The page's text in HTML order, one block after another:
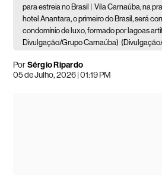
para estreia no Brasil |
Vila Carnaúba, na
hotel Anantara, o primeiro do Brasil, será
condomínio de luxo, formado por lagoas
Divulgação/Grupo Carnaúba)
PorSérgio Ripardo
05 de Julho, 2026 | 01:19 PM